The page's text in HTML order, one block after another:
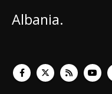
Albania.